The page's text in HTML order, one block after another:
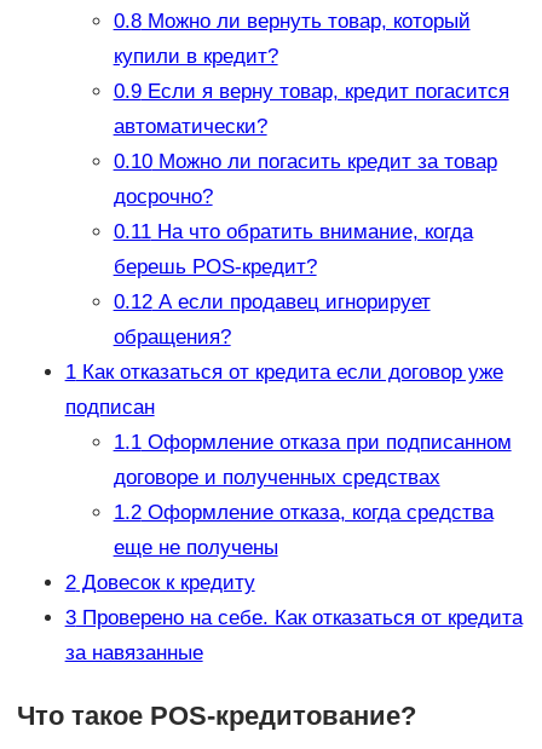
0.8Можно ли вернуть товар, который
купили в кредит?
0.9Если я верну товар, кредит погасится
автоматически?
0.10Можно ли погасить кредит за товар
досрочно?
0.11На что обратить внимание, когда
берешь POS-кредит?
0.12А если продавец игнорирует
обращения?
1Как отказаться от кредита если договор уже
подписан
1.1Оформление отказа при подписанном
договоре и полученных средствах
1.2Оформление отказа, когда средства
еще не получены
2Довесок к кредиту
3Проверено на себе. Как отказаться от кредита
за навязанные
Что такое POS-кредитование?